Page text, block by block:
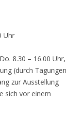
Uhr
8.30 – 16.00 Uhr,
(durch Tagungen
zur Ausstellung
sich vor einem